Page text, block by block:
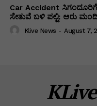
Car Accident
ಸೇತುವೆ ಬಳಿ ಪಲ್ಟಿ: ಆರು
Klive News - August 7,